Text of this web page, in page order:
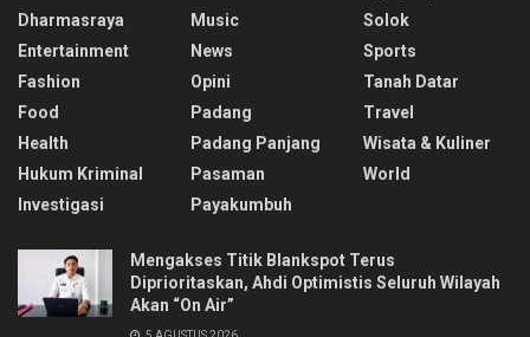
Dharmasraya
Entertainment
Fashion
Food
Health
Hukum Kriminal
Investigasi
Music
News
Opini
Padang
Padang Panjang
Pasaman
Payakumbuh
Solok
Sports
Tanah Datar
Travel
Wisata & Kuliner
World
Mengakses Titik Blankspot Terus
Diprioritaskan, Ahdi Optimistis Seluruh Wilayah
Akan “On Air”